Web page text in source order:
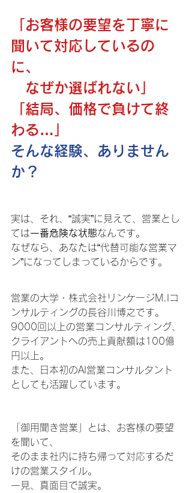
「お客様の要望を丁寧に
聞いて対応しているの
に、
なぜか選ばれない」
「結局、価格で負けて終
わる…」
そんな経験、ありません
か？
実は、それ、“誠実”に見えて、営業とし
ては一番危険な状態なんです。
なぜなら、あなたは“代替可能な営業マ
ン”になってしまっているからです。
営業の大学・株式会社リンケージM.Iコ
ンサルティングの長谷川博之です。
9000回以上の営業コンサルティング、
クライアントへの売上貢献額は100億
円以上。
また、日本初のAI営業コンサルタント
としても活躍しています。
「御用聞き営業」とは、お客様の要望
を聞いて、
そのまま社内に持ち帰って対応するだ
けの営業スタイル。
一見、真面目で誠実。